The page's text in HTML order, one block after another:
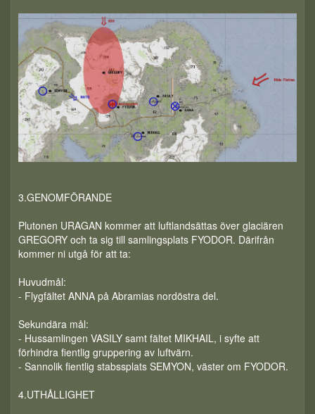
3.GENOMFÖRANDE
Plutonen URAGAN kommer att luftlandsättas över glaciären
GREGORY och ta sig till samlingsplats FYODOR. Därifrån
kommer ni utgå för att ta:
Huvudmål:
- Flygfältet ANNA på Abramias nordöstra del.
Sekundära mål:
- Hussamlingen VASILY samt fältet MIKHAIL, i syfte att
förhindra fientlig gruppering av luftvärn.
- Sannolik fientlig stabssplats SEMYON, väster om FYODOR.
4.UTHÅLLIGHET